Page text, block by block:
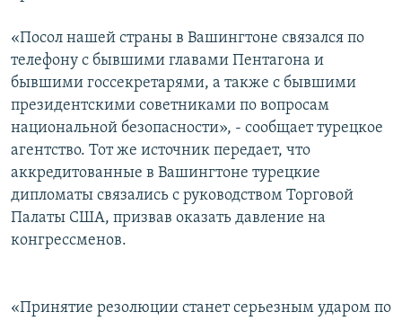
«Посол нашей страны в Вашингтоне связался по
телефону с бывшими главами Пентагона и
бывшими госсекретарями, а также с бывшими
президентскими советниками по вопросам
национальной безопасности», - сообщает турецкое
агентство. Тот же источник передает, что
аккредитованные в Вашингтоне турецкие
дипломаты связались с руководством Торговой
Палаты США, призвав оказать давление на
конгрессменов.
«Принятие резолюции станет серьезным ударом по